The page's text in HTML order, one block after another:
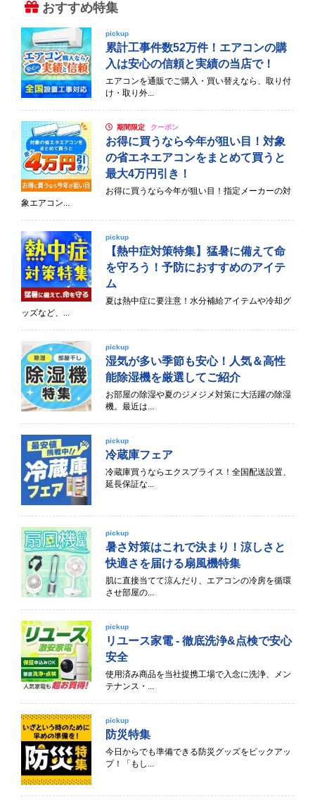
おすすめ特集
pickup
累計工事件数52万件！エアコンの購
入は安心の信頼と実績の当店で！
エアコンを通販でご購入・買い替えなら、取り付
け・取り外...
期間限定 クーポン
お得に買うなら今年が狙い目！対象
の省エネエアコンをまとめて買うと
最大4万円引き！
お得に買うなら今年が狙い目！指定メーカーの対
象エアコン...
pickup
【熱中症対策特集】猛暑に備えて命
を守ろう！予防におすすめのアイテ
ム
夏は熱中症に要注意！水分補給アイテムや冷却グ
ッズなど、...
pickup
湿気が多い季節も安心！人気＆高性
能除湿機を厳選してご紹介
お部屋の除湿や夏のジメジメ対策に大活躍の除湿
機。最近は...
pickup
冷蔵庫フェア
冷蔵庫買うならエクスプライス！全国配送設置、
延長保証な...
pickup
暑さ対策はこれで決まり！涼しさと
快適さを届ける扇風機特集
肌に直接当てて涼んだり、エアコンの冷房を循環
させ部屋の...
pickup
リユース家電 - 徹底洗浄&点検で安心
安全
使用済み商品を当社提携工場で入念に洗浄、メン
テナンス・...
pickup
防災特集
今日からでも準備できる防災グッズをピックアッ
プ！「もし...